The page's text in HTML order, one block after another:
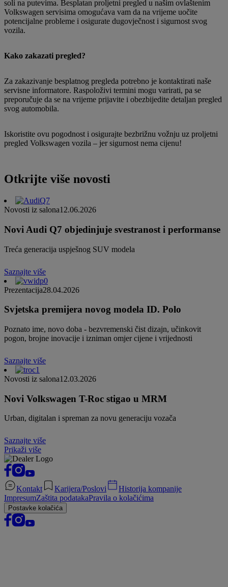
soli na putevima. Besplatan proljetni pregled u našim ovlaštenim
Volkswagen servisima omogućava vam da na vrijeme uočite
potencijalne probleme i osigurate dugovječnost i sigurnost svog
vozila.
Kako zakazati pregled?
Za zakazivanje besplatnog pregleda potrebno je kontaktirati naše
servisne informatore. Raspoloživi termini mogu varirati, pa se
preporučuje da se na vrijeme prijavite i obezbijedite detaljan pregled
svog automobila.
Iskoristite ovu pogodnost i osigurajte bezbrižnu vožnju uz proljetni
pregled Volkswagen vozila – jer sigurnost nema cijenu!
Otkrijte više novosti
Novosti iz salona12.06.2026
Novi Audi Q7 objedinjuje svestranost i performanse
Treća generacija uspješnog SUV modela
Saznajte više
Prezentacija28.04.2026
Svjetska premijera novog modela ID. Polo
Poznato ime, novo doba - bezvremenski čist dizajn, učinkovit
pogon, brojne inovacije i izniman omjer cijene i vrijednosti
Saznajte više
Novosti iz salona12.03.2026
Novi Volkswagen T-Roc stigao u MRM
Urban, digitalan i spreman za novu generaciju vozača
Saznajte više
Prikaži više
Kontakt Karijera/Poslovi
Historija kompanije
ImpresumZaštita podatakaPravila o kolačićima
Postavke kolačića